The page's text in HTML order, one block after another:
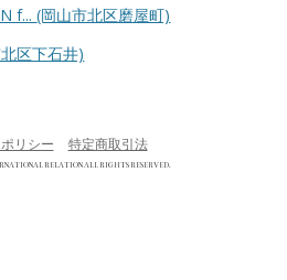
f...(岡山市北区磨屋町)
区下石井)
リシー 特定商取引法
RELATION ALL RIGHTS RESERVED.